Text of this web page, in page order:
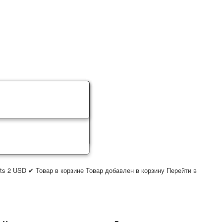
2 USD ✔ Товар в корзине Товар добавлен в корзину Перейти в